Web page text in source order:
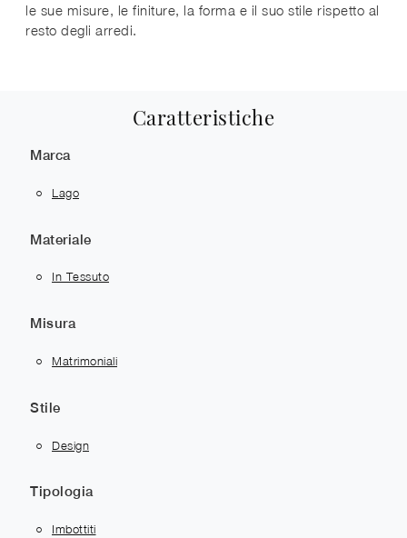
le sue misure, le finiture, la forma e il suo stile rispetto al
resto degli arredi.
Caratteristiche
Marca
Lago
Materiale
In Tessuto
Misura
Matrimoniali
Stile
Design
Tipologia
Imbottiti